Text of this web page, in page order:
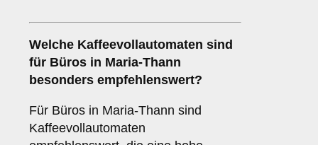
Welche Kaffeevollautomaten sind
für Büros in Maria-Thann
besonders empfehlenswert?
Für Büros in Maria-Thann sind
Kaffeevollautomaten